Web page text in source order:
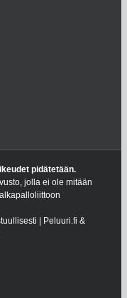
pidätetään.
jolla ei ole mitään
| Peluuri.fi &